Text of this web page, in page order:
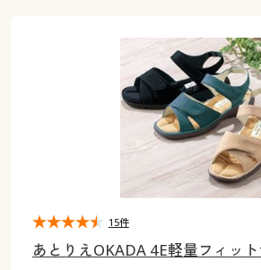
キッチン・雑貨・日用品
カーテン・ラグ・ファブリック
美容・健康通販すべて
美容・健康・サプリメント
制服・スクール
制服・スクールすべて
大きいサイズ通販すべて
大きいサイズ レディース下着
カーテン・ラグ・ファブリック
ジュニア・ティーンズ下着
大きいサイズ通販すべて
大きいサイズ レディース服
大きいサイズ レディース下着
大きいサイズ メンズ
カタログ
あとりえOKADA 4E軽量フィッ
15件